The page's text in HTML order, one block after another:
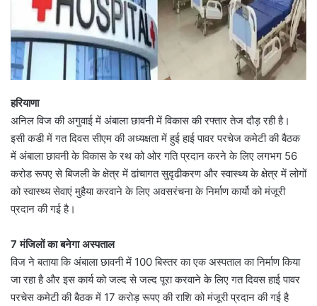
हरियाणा
अनिल विज की अगुवाई में अंबाला छावनी में विकास की रफ्तार तेज दौड़ रही है।
इसी कडी में गत दिवस सीएम की अध्यक्षता में हुई हाई पावर परचेज कमेटी की बैठक
में अंबाला छावनी के विकास के रथ को ओर गति प्रदान करने के लिए लगभग 56
करोड रूपए से बिजली के क्षेत्र में ढांचागत सुदृढीकरण और स्वास्थ्य के क्षेत्र में लोगों
को स्वास्थ्य सेवाएं मुहैया करवाने के लिए अवसरंचना के निर्माण कार्यो को मंजूरी
प्रदान की गई है।
7 मंजिलों का बनेगा अस्पताल
विज ने बताया कि अंबाला छावनी में 100 बिस्तर का एक अस्पताल का निर्माण किया
जा रहा है और इस कार्य को जल्द से जल्द पूरा करवाने के लिए गत दिवस हाई पावर
परचेस कमेटी की बैठक में 17 करोड़ रूपए की राशि को मंजूरी प्रदान की गई है